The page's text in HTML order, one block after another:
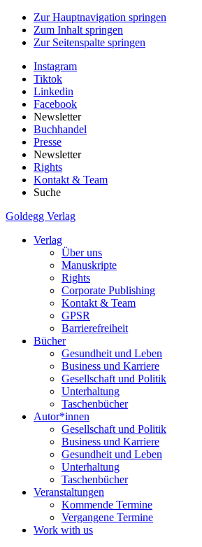
Zur Hauptnavigation springen
Zum Inhalt springen
Zur Seitenspalte springen
Instagram
Tiktok
Linkedin
Facebook
Newsletter
Buchhandel
Presse
Newsletter
Rights
Kontakt & Team
Suche
Goldegg Verlag
Verlag
Über uns
Manuskripte
Rights
Corporate Publishing
Kontakt & Team
GPSR
Barrierefreiheit
Bücher
Gesundheit und Leben
Business und Karriere
Gesellschaft und Politik
Unterhaltung
Taschenbücher
Autor*innen
Gesellschaft und Politik
Business und Karriere
Gesundheit und Leben
Unterhaltung
Taschenbücher
Veranstaltungen
Kommende Termine
Vergangene Termine
Work with us